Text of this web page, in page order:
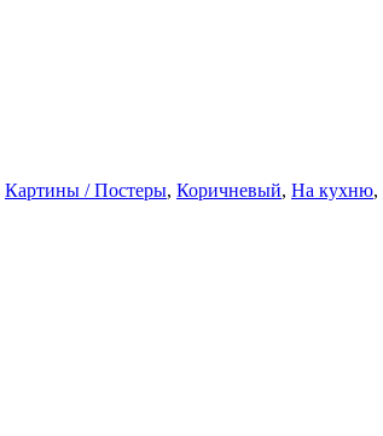
Картины / Постеры, Коричневый, На кухню,